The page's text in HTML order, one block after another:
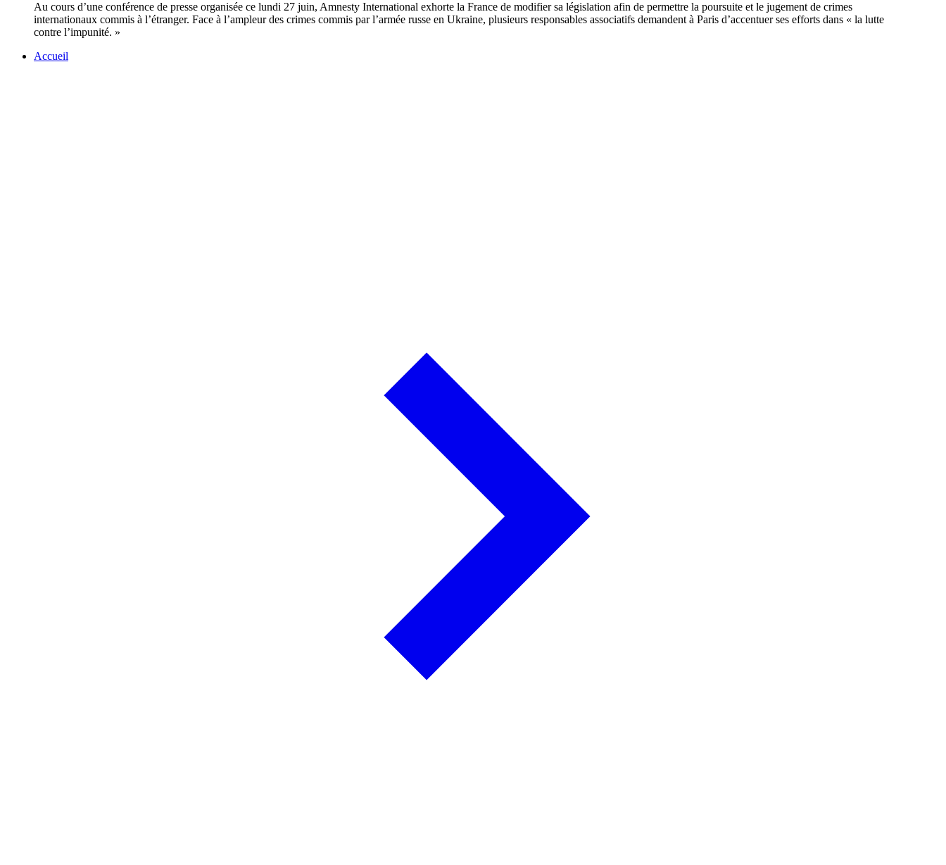
Au cours d’une conférence de presse organisée ce lundi 27 juin, Amnesty International exhorte la France de modifier sa législation afin de permettre la poursuite et le jugement de crimes
internationaux commis à l’étranger. Face à l’ampleur des crimes commis par l’armée russe en Ukraine, plusieurs responsables associatifs demandent à Paris d’accentuer ses efforts dans « la lutte
contre l’impunité. »
Accueil